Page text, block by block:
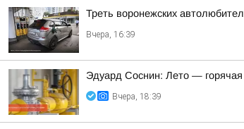
Треть воронежских
Вчера, 16:39
Эдуард Соснин: Лето — горячая
Вчера, 18:39